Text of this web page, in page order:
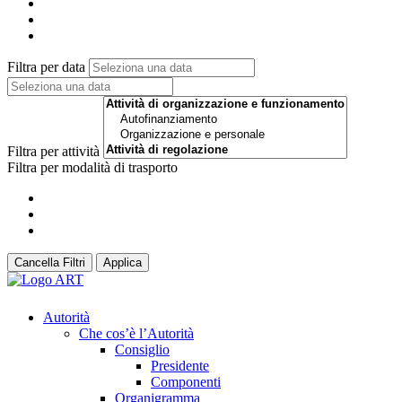
Filtra per data
Filtra per attività
Filtra per modalità di trasporto
Cancella Filtri Applica
Autorità
Che cos’è l’Autorità
Consiglio
Presidente
Componenti
Organigramma